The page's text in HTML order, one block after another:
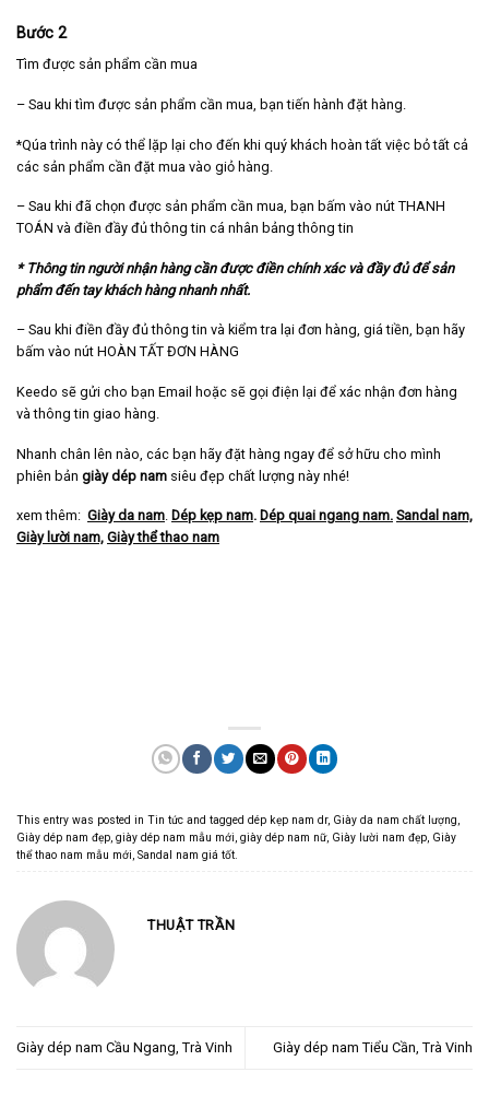
Bước 2
Tìm được sản phẩm cần mua
– Sau khi tìm được sản phẩm cần mua, bạn tiến hành đặt hàng.
*Qúa trình này có thể lặp lại cho đến khi quý khách hoàn tất việc bỏ tất cả
các sản phẩm cần đặt mua vào giỏ hàng.
– Sau khi đã chọn được sản phẩm cần mua, bạn bấm vào nút THANH
TOÁN và điền đầy đủ thông tin cá nhân bảng thông tin
* Thông tin người nhận hàng cần được điền chính xác và đầy đủ để sản
phẩm đến tay khách hàng nhanh nhất.
– Sau khi điền đầy đủ thông tin và kiểm tra lại đơn hàng, giá tiền, bạn hãy
bấm vào nút HOÀN TẤT ĐƠN HÀNG
Keedo sẽ gửi cho bạn Email hoặc sẽ gọi điện lại để xác nhận đơn hàng
và thông tin giao hàng.
Nhanh chân lên nào, các bạn hãy đặt hàng ngay để sở hữu cho mình
phiên bản giày dép nam siêu đẹp chất lượng này nhé!
xem thêm: Giày da nam. Dép kẹp nam. Dép quai ngang nam. Sandal nam,
Giày lười nam, Giày thể thao nam
This entry was posted in Tin tức and tagged dép kẹp nam dr, Giày da nam chất lượng,
Giày dép nam đẹp, giày dép nam mẫu mới, giày dép nam nữ, Giày lười nam đẹp, Giày
thể thao nam mẫu mới, Sandal nam giá tốt.
THUẬT TRẦN
Giày dép nam Cầu Ngang, Trà Vinh Giày dép nam Tiểu Cần, Trà Vinh